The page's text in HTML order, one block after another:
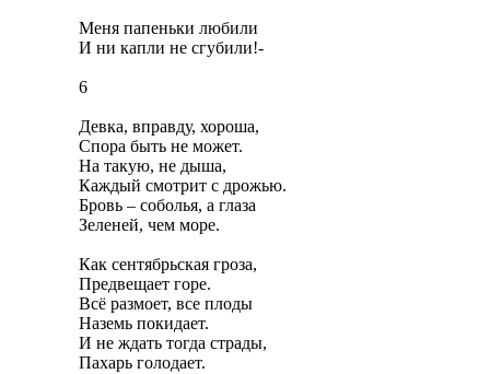
Меня папеньки любили
И ни капли не сгубили!-
6
Девка, вправду, хороша,
Спора быть не может.
На такую, не дыша,
Каждый смотрит с дрожью.
Бровь – соболья, а глаза
Зеленей, чем море.
Как сентябрьская гроза,
Предвещает горе.
Всё размоет, все плоды
Наземь покидает.
И не ждать тогда страды,
Пахарь голодает.